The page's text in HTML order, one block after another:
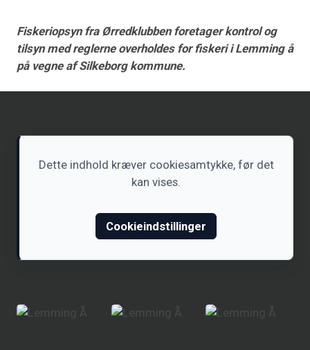
Fiskeriopsyn fra Ørredklubben foretager kontrol og
tilsyn med reglerne overholdes for fiskeri i Lemming å
på vegne af Silkeborg kommune.
Dette indhold kræver cookiesamtykke, før det
kan vises.
Cookieindstillinger